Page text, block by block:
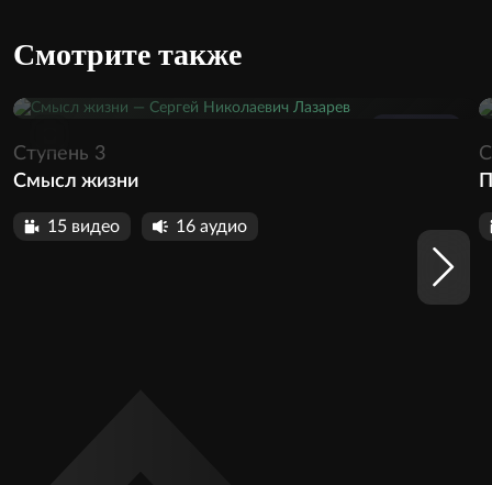
Смотрите также
Ступень 3
Смысл жизни
15 видео 16 аудио